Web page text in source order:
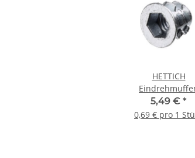
HETTICH
M6/10mm, 8
5,49 € *
0,69 € pro 1